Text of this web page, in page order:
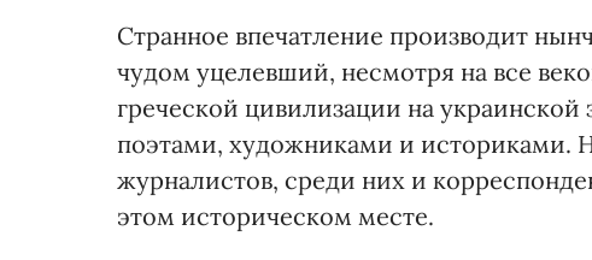
Странное впечатление производит
чудом уцелевший, несмотря на все
греческой цивилизации на
поэтами, художниками и историками.
журналистов, среди них и
этом историческом месте.